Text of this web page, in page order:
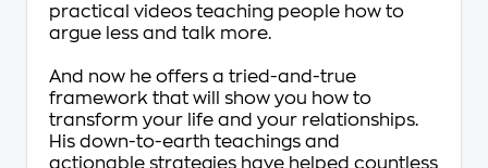
practical videos teaching people how to
argue less and talk more.
And now he offers a tried-and-true
framework that will show you how to
transform your life and your relationships.
His down-to-earth teachings and
actionable strategies have helped countless